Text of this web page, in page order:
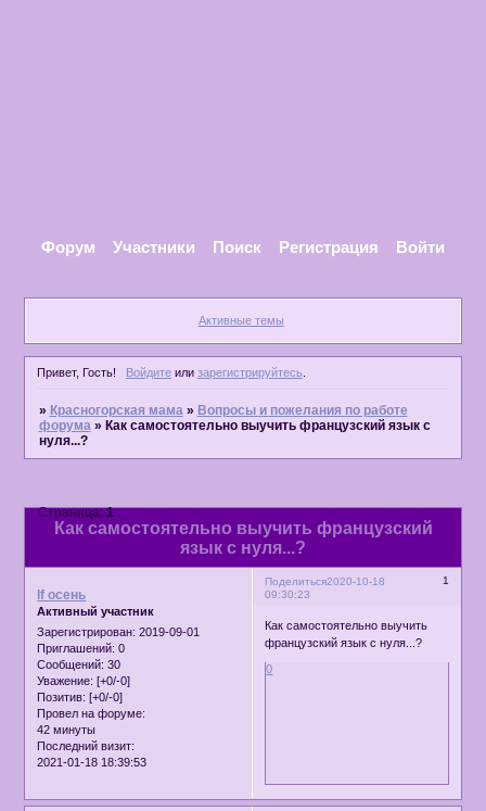
Форум Участники Поиск Регистрация Войти
Активные темы
Привет, Гость! Войдитеили зарегистрируйтесь.
» Красногорская мама » Вопросы и пожелания по работе
форума » Как самостоятельно выучить французский язык с
нуля...?
Как самостоятельно выучить французский
язык с нуля...?
Страница:1
Поделиться 1
2020-10-18
09:30:23
lf осень
Активный участник
Зарегистрирован: 2019-09-01
Приглашений: 0
Сообщений: 30
Уважение: [+0/-0]
Позитив: [+0/-0]
Провел на форуме:
42 минуты
Последний визит:
2021-01-18 18:39:53
Как самостоятельно выучить
французский язык с нуля...?
0